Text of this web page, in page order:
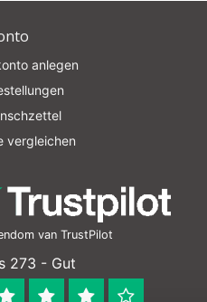
anlegen
vergleichen
van TrustPilot
273 - Gut